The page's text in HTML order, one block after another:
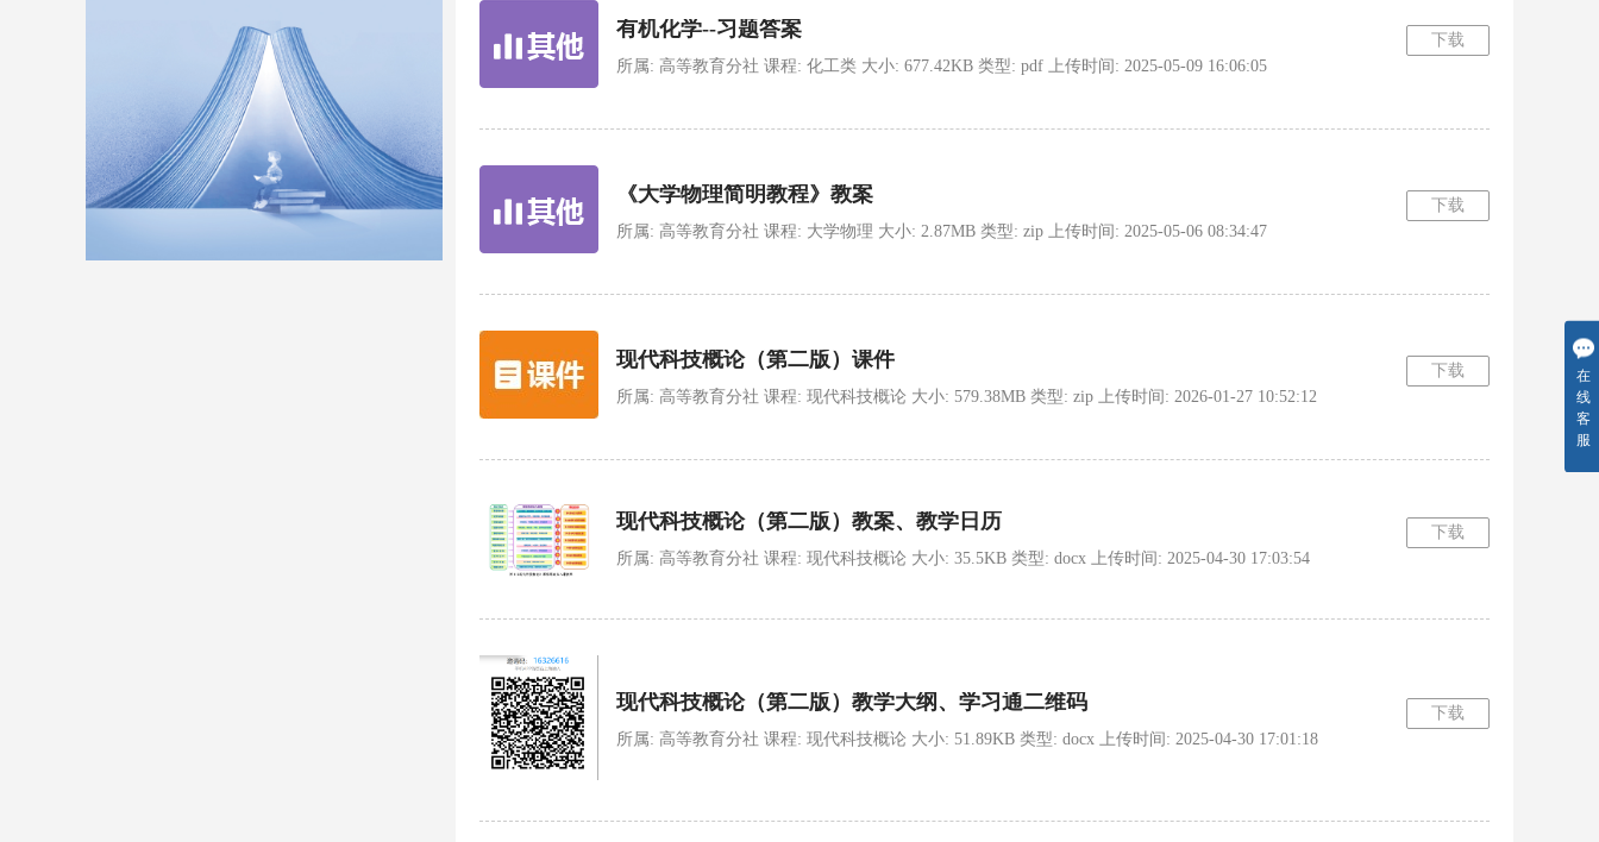
有机化学--习题答案
所属: 高等教育分社 课程: 化工类 大小: 677.42KB 类型: pdf 上传时间: 2025-05-09 16:06:05
下载
《大学物理简明教程》教案
所属: 高等教育分社 课程: 大学物理 大小: 2.87MB 类型: zip 上传时间: 2025-05-06 08:34:47
下载
现代科技概论（第二版）课件
所属: 高等教育分社 课程: 现代科技概论 大小: 579.38MB 类型: zip 上传时间: 2026-01-27 10:52:12
下载
现代科技概论（第二版）教案、教学日历
所属: 高等教育分社 课程: 现代科技概论 大小: 35.5KB 类型: docx 上传时间: 2025-04-30 17:03:54
下载
现代科技概论（第二版）教学大纲、学习通二维码
所属: 高等教育分社 课程: 现代科技概论 大小: 51.89KB 类型: docx 上传时间: 2025-04-30 17:01:18
下载
在
线
客
服